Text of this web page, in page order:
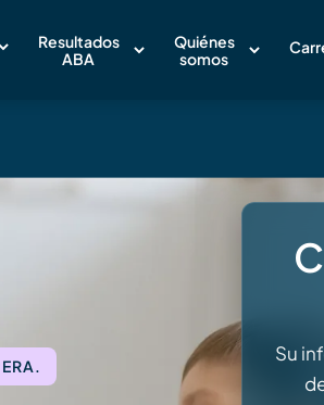
Resultados
ABA
Quiénes
somos
Su